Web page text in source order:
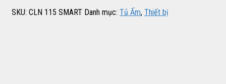
SKU: CLN 115 SMART Danh mục: Tủ Ấm, Thiết bị